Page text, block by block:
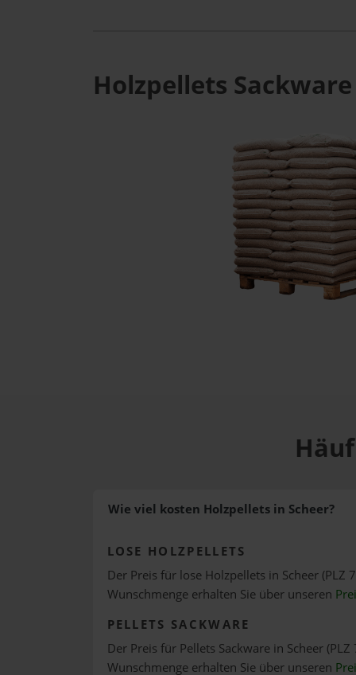
Holzpellets
Wie viel kosten Holzpellets in Scheer?
LOSE HOLZPELLETS
Der Preis für lose Holzpellets in Scheer (PLZ
Wunschmenge erhalten Sie über unseren
PELLETS SACKWARE
Der Preis für Pellets Sackware in Scheer
Wunschmenge erhalten Sie über unseren